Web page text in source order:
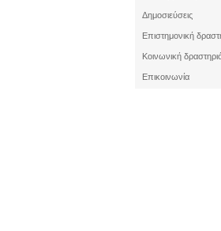
Δημοσιεύσεις
Επιστημονική
Κοινωνική
Επικοινωνία